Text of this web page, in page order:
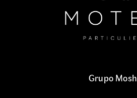
Grupo Mosh